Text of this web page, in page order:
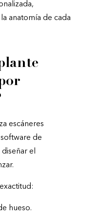
anatomía de cada
escáneres
de
el
hueso.